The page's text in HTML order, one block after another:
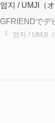
엄지 / UMJI（
GFRIENDでデ
엄지 / UMJI